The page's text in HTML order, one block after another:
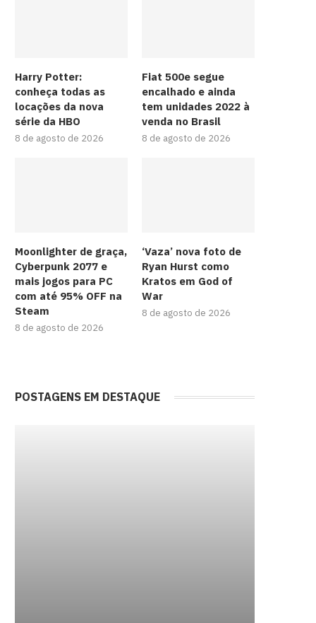
Harry Potter:
conheça todas as
locações da nova
série da HBO
8 de agosto de 2026
Fiat 500e segue
encalhado e ainda
tem unidades 2022 à
venda no Brasil
8 de agosto de 2026
Moonlighter de graça,
Cyberpunk 2077 e
mais jogos para PC
com até 95% OFF na
Steam
8 de agosto de 2026
‘Vaza’ nova foto de
Ryan Hurst como
Kratos em God of
War
8 de agosto de 2026
POSTAGENS EM DESTAQUE